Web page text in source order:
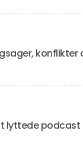
konflikter
lyttede podcast